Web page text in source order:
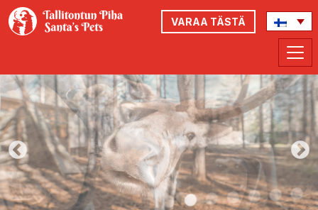
VARAA TÄSTÄ